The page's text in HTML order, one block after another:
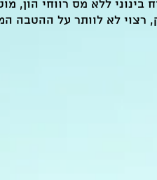
בינוני ללא מס רווחי
רצוי לא לוותר על ההטבה